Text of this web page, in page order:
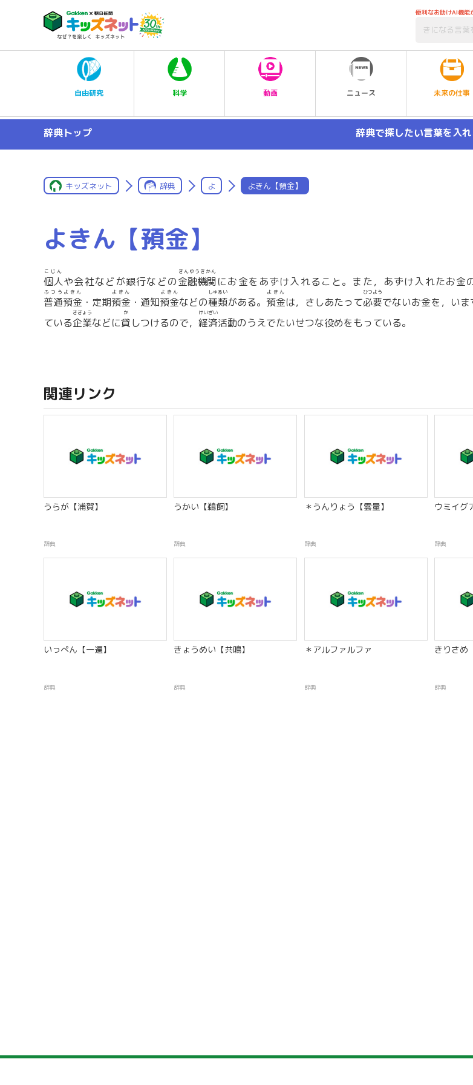
便利なお助けAI機能
自由研究 科学 動画 ニュース 未来の仕事
辞典トップ 辞典で探したい言葉を入
キッズネット 辞典 よ よきん【預金】
よきん【預金】
個人
こじん
や会社などが銀行などの金融機関
きんゆうきかん
にお金をあずけ入れること。また，あずけ入れたお金
普通預金
ふつうよきん
・定期預金
よきん
・通知預金
よきん
などの種類
しゅるい
がある。 預金
よきん
は，さしあたって必要
ひつよう
でないお金を，いま
ている企業
きぎょう
などに貸
か
しつけるので， 経済
けいざい
活動のうえでたいせつな役めをもっている。
関連リンク
うらが【浦賀】
辞典
うかい【鵜飼】
辞典
＊うんりょう【雲量】
辞典
ウミイグ
辞典
いっぺん【一遍】
辞典
きょうめい【共鳴】
辞典
＊アルファルファ
辞典
きりさめ
辞典